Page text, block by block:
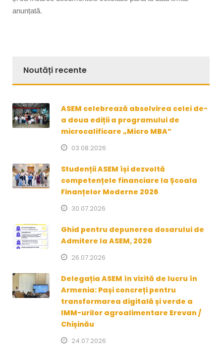
anunțată.
Noutăți recente
ASEM celebrează absolvirea celei de-
a doua ediții a programului de
microcalificare „Micro MBA”
03.08.2026
Studenții ASEM își dezvoltă
competențele financiare la Școala
Finanțelor Moderne 2026
30.07.2026
Ghid pentru depunerea dosarului de
Admitere la ASEM, 2026
26.07.2026
Delegația ASEM în vizită de lucru în
Armenia: Pași concreți pentru
transformarea digitală și verde a
IMM-urilor agroalimentare Erevan /
Chișinău
24.07.2026